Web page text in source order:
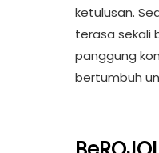
ketulusan.
terasa sekali
panggung
bertumbuh